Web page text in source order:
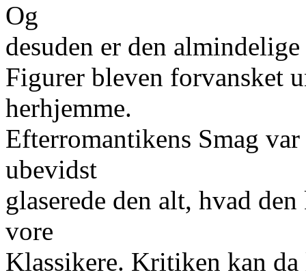
Og
desuden er den
Figurer bleven forvansket
herhjemme.
Efterromantikens Smag
ubevidst
glaserede den alt, hvad
vore
Klassikere. Kritiken kan